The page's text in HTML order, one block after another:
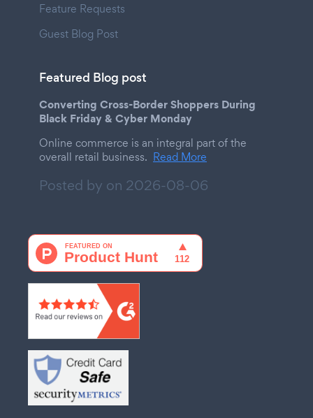
Feature Requests
Guest Blog Post
Featured Blog post
Converting Cross-Border Shoppers During
Black Friday & Cyber Monday
Online commerce is an integral part of the
overall retail business. Read More
Posted by on 2026-08-06